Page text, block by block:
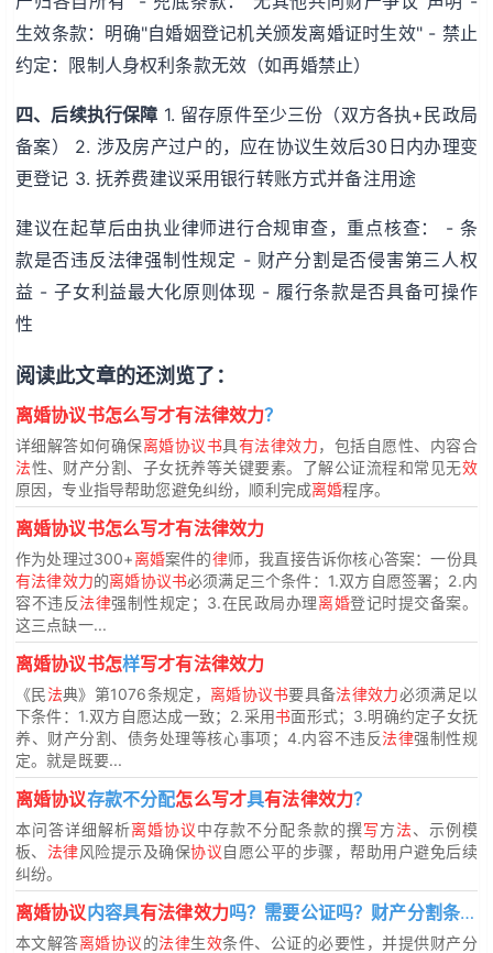
生效条款：明确"自婚姻登记机关颁发离婚证时生效" - 禁止
约定：限制人身权利条款无效（如再婚禁止）
四、后续执行保障 1. 留存原件至少三份（双方各执+民政局
备案） 2. 涉及房产过户的，应在协议生效后30日内办理变
更登记 3. 抚养费建议采用银行转账方式并备注用途
建议在起草后由执业律师进行合规审查，重点核查： - 条
款是否违反法律强制性规定 - 财产分割是否侵害第三人权
益 - 子女利益最大化原则体现 - 履行条款是否具备可操作
性
阅读此文章的还浏览了：
离婚协议书怎么写才有法律效力？
详细解答如何确保离婚协议书具有法律效力，包括自愿性、内容合
法性、财产分割、子女抚养等关键要素。了解公证流程和常见无效
原因，专业指导帮助您避免纠纷，顺利完成离婚程序。
离婚协议书怎么写才有法律效力
作为处理过300+离婚案件的律师，我直接告诉你核心答案：一份具
有法律效力的离婚协议书必须满足三个条件：1.双方自愿签署；2.内
容不违反法律强制性规定；3.在民政局办理离婚登记时提交备案。
这三点缺一...
离婚协议书怎样写才有法律效力
《民法典》第1076条规定， 离婚协议书要具备法律效力必须满足以
下条件：1.双方自愿达成一致；2.采用书面形式；3.明确约定子女抚
养、财产分割、债务处理等核心事项；4.内容不违反法律强制性规
定。就是既要...
离婚协议存款不分配怎么写才具有法律效力？
本问答详细解析离婚协议中存款不分配条款的撰写方法、示例模
板、 法律风险提示及确保协议自愿公平的步骤，帮助用户避免后续
纠纷。
离婚协议内容具有法律效力吗？需要公证吗？财产分割条款
本文解答离婚协议的法律生效条件、公证的必要性，并提供财产分